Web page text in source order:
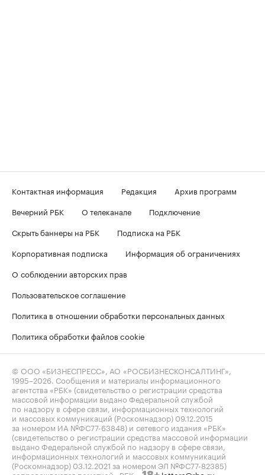
Контактная информация Редакция
Архив программ
Вечерний РБК
О телеканале
Подключение
Скрыть баннеры на РБК
Подписка на РБК
Корпоративная подписка
Информация об ограничениях
О соблюдении авторских прав
Пользовательское соглашение
Политика в отношении обработки персональных данных
Политика обработки файлов cookie
© ООО «БИЗНЕСПРЕСС», АО «РОСБИЗНЕСКОНСАЛТИНГ»,
1995–2026 . Сообщения и материалы информационного
агентства «РБК» (свидетельство о регистрации средства
массовой информации выдано Федеральной службой
по надзору в сфере связи, информационных технологий
и массовых коммуникаций (Роскомнадзор) 09.12.2015
за номером ИА №ФС77-63848) и сетевого издания «РБК»
(свидетельство о регистрации средства массовой информации
выдано Федеральной службой по надзору в сфере связи,
информационных технологий и массовых коммуникаций
(Роскомнадзор) 03.12.2021 за номером ЭЛ №ФС77-82385)